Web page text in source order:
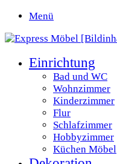
Menü
Einrichtung
Bad und WC
Wohnzimmer
Kinderzimmer
Flur
Schlafzimmer
Hobbyzimmer
Küchen Möbel